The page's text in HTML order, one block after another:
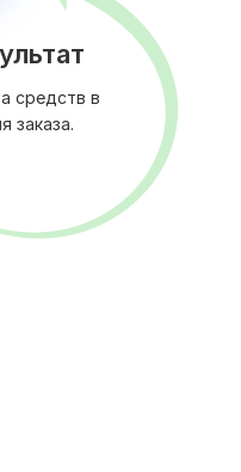
средств в
заказа.